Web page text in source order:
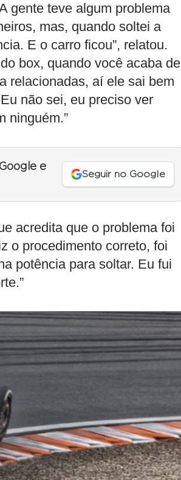
gente teve algum problema
mas, quando soltei a
E o carro ficou”, relatou.
box, quando você acaba de
relacionadas, aí ele sai bem
não sei, eu preciso ver
ninguém.”
e
Seguir no Google
acredita que o problema foi
o procedimento correto, foi
potência para soltar. Eu fui